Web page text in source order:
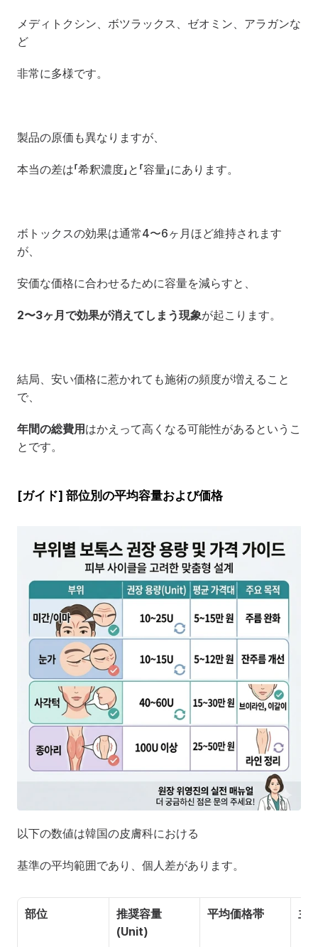
メディトクシン、ボツラックス、ゼオミン、アラガンな
ど
非常に多様です。
製品の原価も異なりますが、
本当の差は「希釈濃度」と「容量」にあります。
ボトックスの効果は通常4〜6ヶ月ほど維持されます
が、
安価な価格に合わせるために容量を減らすと、
2〜3ヶ月で効果が消えてしまう現象が起こります。
結局、安い価格に惹かれても施術の頻度が増えること
で、
年間の総費用 はかえって高くなる可能性があるというこ
とです。
[ガイド] 部位別の平均容量および価格
以下の数値は韓国の皮膚科における
基準の平均範囲であり、個人差があります。
部位
推奨容量
(Unit)
平均価格帯 主